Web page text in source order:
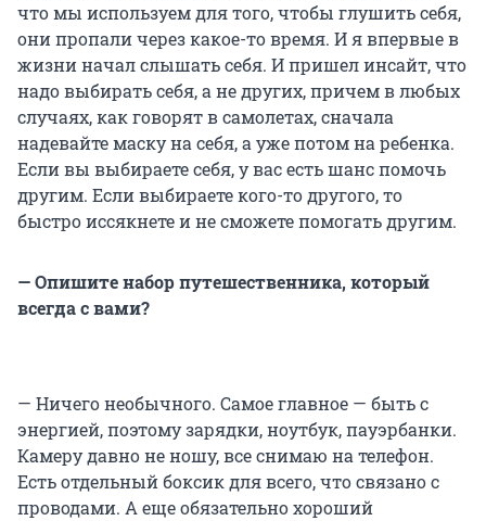
что мы используем для того, чтобы глушить себя,
они пропали через какое-то время. И я впервые в
жизни начал слышать себя. И пришел инсайт, что
надо выбирать себя, а не других, причем в любых
случаях, как говорят в самолетах, сначала
надевайте маску на себя, а уже потом на ребенка.
Если вы выбираете себя, у вас есть шанс помочь
другим. Если выбираете кого-то другого, то
быстро иссякнете и не сможете помогать другим.
— Опишите набор путешественника, который
всегда с вами?
— Ничего необычного. Самое главное — быть с
энергией, поэтому зарядки, ноутбук, пауэрбанки.
Камеру давно не ношу, все снимаю на телефон.
Есть отдельный боксик для всего, что связано с
проводами. А еще обязательно хороший